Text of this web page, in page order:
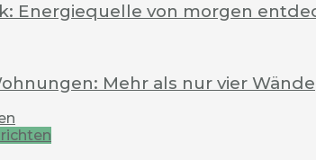
Energiequelle von morgen
Mehr als nur vier Wände